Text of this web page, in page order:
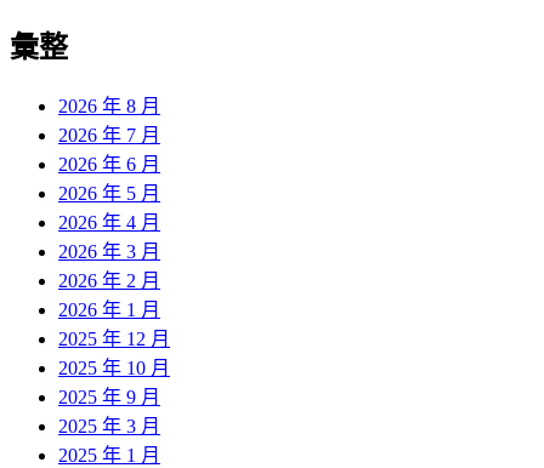
彙整
2026 年 8 月
2026 年 7 月
2026 年 6 月
2026 年 5 月
2026 年 4 月
2026 年 3 月
2026 年 2 月
2026 年 1 月
2025 年 12 月
2025 年 10 月
2025 年 9 月
2025 年 3 月
2025 年 1 月